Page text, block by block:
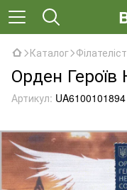
Каталог
Орден Героїв
Артикул: UA6100101894